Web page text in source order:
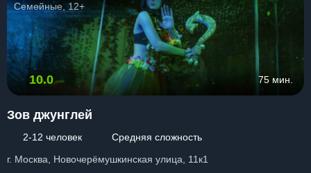
Семейные, 12+
10.0 75 мин.
Зов джунглей
2-12 человек
Средняя сложность
г. Москва, Новочерёмушкинская улица, 11к1